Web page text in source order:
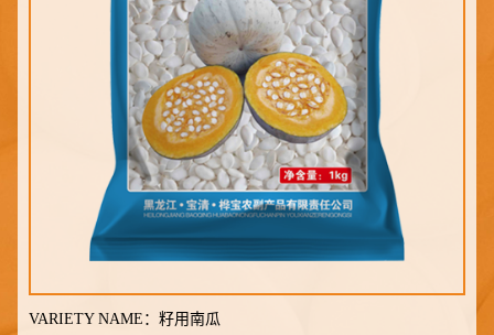
VARIETY NAME： 籽用南瓜